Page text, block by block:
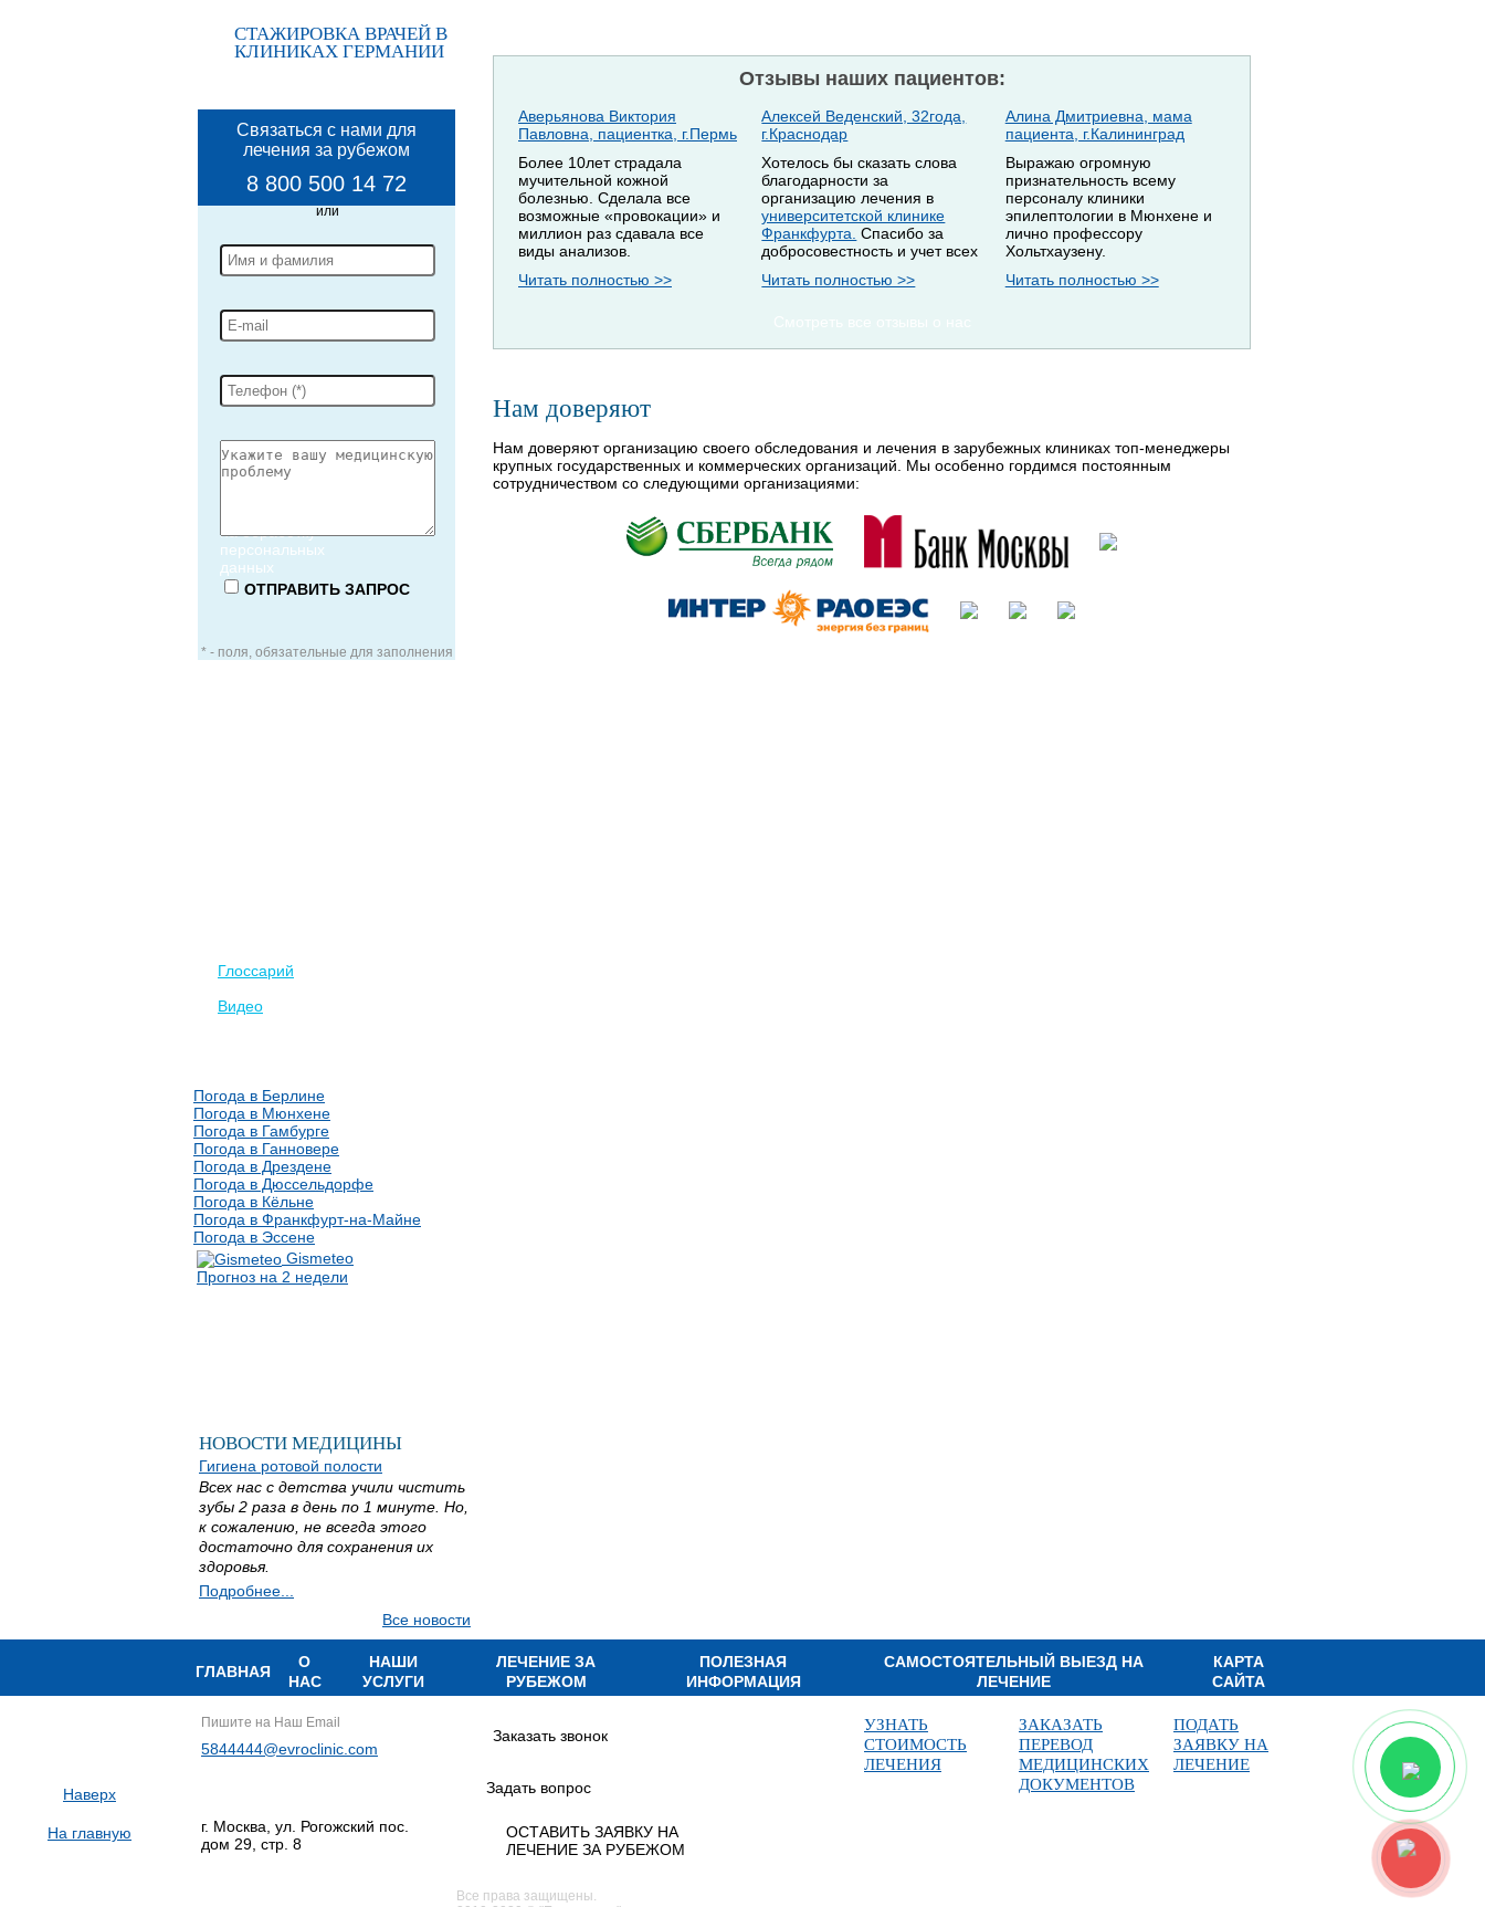
СТАЖИРОВКА ВРАЧЕЙ В
КЛИНИКАХ ГЕРМАНИИ
Связаться с нами для
лечения за рубежом
8 800 500 14 72
на обработку
персональных
данных
* - поля, обязательные для заполнения
Глоссарий
Видео
Погода в Берлине
Погода в Мюнхене
Погода в Гамбурге
Погода в Ганновере
Погода в Дрездене
Погода в Дюссельдорфе
Погода в Кёльне
Погода в Франкфурт-на-Майне
Погода в Эссене
Gismeteo
Прогноз на 2 недели
НОВОСТИ МЕДИЦИНЫ
Гигиена ротовой полости
Всех нас с детства учили чистить
зубы 2 раза в день по 1 минуте. Но,
к сожалению, не всегда этого
достаточно для сохранения их
здоровья.
Подробнее...
Все новости
Отзывы наших пациентов:
Аверьянова Виктория
Павловна, пациентка, г.Пермь
Более 10лет страдала
мучительной кожной
болезнью. Сделала все
возможные «провокации» и
миллион раз сдавала все
виды анализов.
Читать полностью >>
Алексей Веденский, 32года,
г.Краснодар
Хотелось бы сказать слова
благодарности за
организацию лечения в
университетской клинике
Франкфурта. Спасибо за
добросовестность и учет всех
Читать полностью >>
Алина Дмитриевна, мама
пациента, г.Калининград
Выражаю огромную
признательность всему
персоналу клиники
эпилептологии в Мюнхене и
лично профессору
Хольтхаузену.
Читать полностью >>
Нам доверяют
Нам доверяют организацию своего обследования и лечения в зарубежных клиниках топ-менеджеры
крупных государственных и коммерческих организаций. Мы особенно гордимся постоянным
сотрудничеством со следующими организациями:
ГЛАВНАЯ
О
НАС
НАШИ
УСЛУГИ
ЛЕЧЕНИЕ ЗА
РУБЕЖОМ
ПОЛЕЗНАЯ
ИНФОРМАЦИЯ
САМОСТОЯТЕЛЬНЫЙ ВЫЕЗД НА
ЛЕЧЕНИЕ
КАРТА
САЙТА
УЗНАТЬ
СТОИМОСТЬ
ЛЕЧЕНИЯ
ЗАКАЗАТЬ
ПЕРЕВОД
МЕДИЦИНСКИХ
ДОКУМЕНТОВ
ПОДАТЬ
ЗАЯВКУ НА
ЛЕЧЕНИЕ
Пишите на Наш Email
5844444@evroclinic.com
Заказать звонок
Задать вопрос
ОСТАВИТЬ ЗАЯВКУ НА
ЛЕЧЕНИЕ ЗА РУБЕЖОМ
г. Москва, ул. Рогожский пос.
дом 29, стр. 8
Все права защищены.
Наверх
На главную